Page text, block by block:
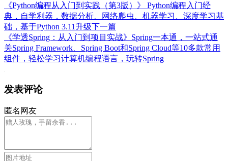
《Python编程从入门到实践（第3版）》 Python编程入门经
典，自学利器，数据分析、网络爬虫、机器学习、深度学习基
础，基于Python 3.11升级下一篇
《学透Spring：从入门到项目实战》Spring一本通，一站式通
关Spring Framework、Spring Boot和Spring Cloud等10多款常用
组件，轻松学习计算机编程语言，玩转Spring
发表评论
匿名网友